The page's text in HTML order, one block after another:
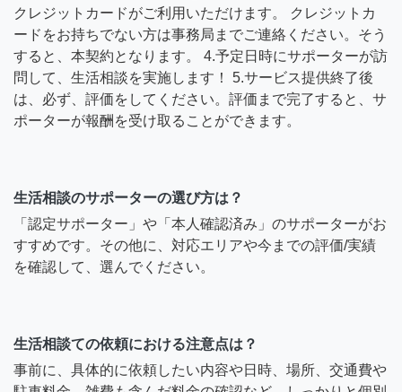
クレジットカードがご利用いただけます。 クレジットカ
ードをお持ちでない方は事務局までご連絡ください。そう
すると、本契約となります。 4.予定日時にサポーターが訪
問して、生活相談を実施します！ 5.サービス提供終了後
は、必ず、評価をしてください。評価まで完了すると、サ
ポーターが報酬を受け取ることができます。
生活相談のサポーターの選び方は？
「認定サポーター」や「本人確認済み」のサポーターがお
すすめです。その他に、対応エリアや今までの評価/実績
を確認して、選んでください。
生活相談ての依頼における注意点は？
事前に、具体的に依頼したい内容や日時、場所、交通費や